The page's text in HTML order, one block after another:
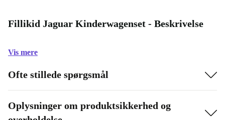
Fillikid Jaguar Kinderwagenset - Beskrivelse
Vis mere
Ofte stillede spørgsmål
Oplysninger om produktsikkerhed og